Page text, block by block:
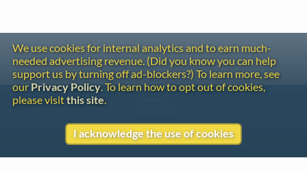
We use cookies for internal analytics and to earn much-
needed advertising revenue. (Did you know you can help
support us by turning off ad-blockers?) To learn more, see
ourPrivacy Policy. To learn how to opt out of cookies,
please visitthis site.
I acknowledge the use of cookies
Privacy